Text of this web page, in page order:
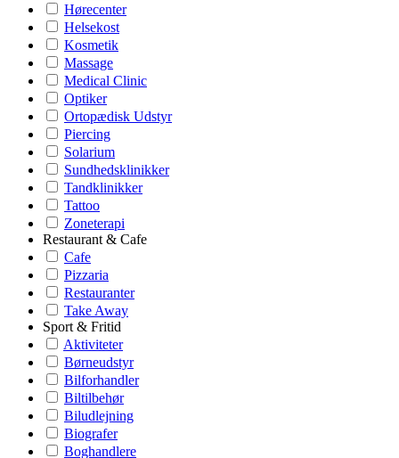
Hørecenter
Helsekost
Kosmetik
Massage
Medical Clinic
Optiker
Ortopædisk Udstyr
Piercing
Solarium
Sundhedsklinikker
Tandklinikker
Tattoo
Zoneterapi
Restaurant & Cafe
Cafe
Pizzaria
Restauranter
Take Away
Sport & Fritid
Aktiviteter
Børneudstyr
Bilforhandler
Biltilbehør
Biludlejning
Biografer
Boghandlere